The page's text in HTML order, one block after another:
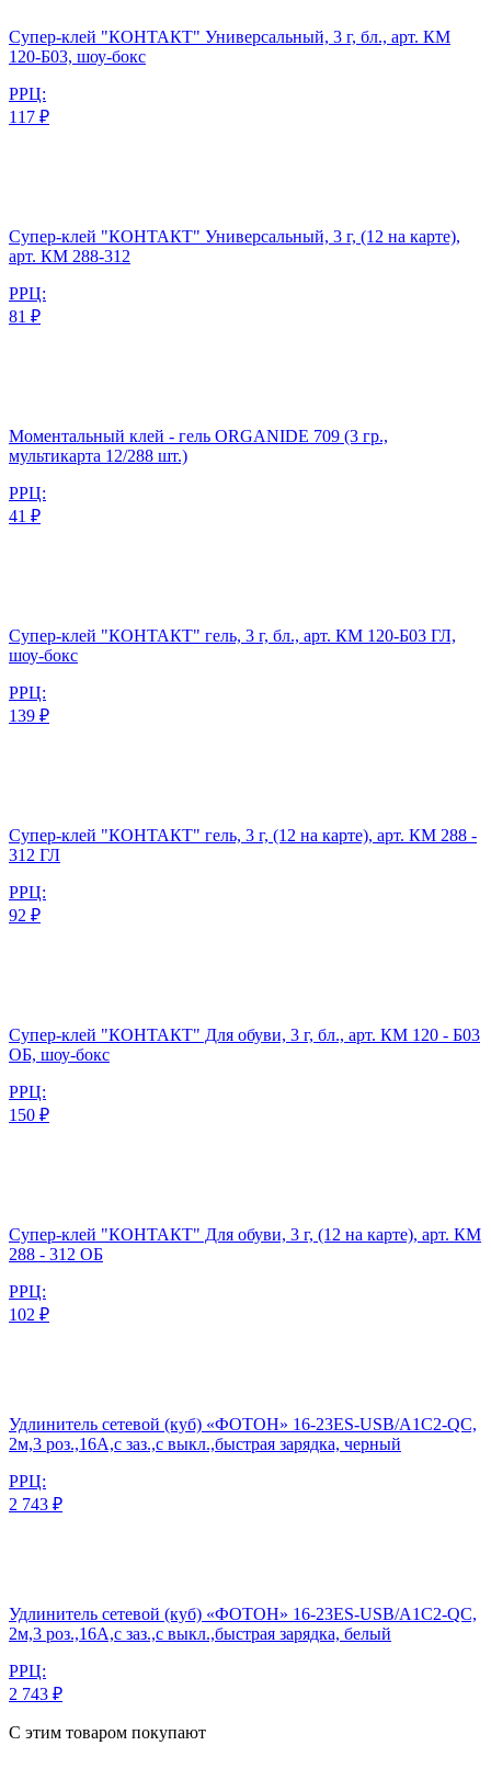
Супер-клей "КОНТАКТ" Универсальный, 3 г, бл., арт. КМ
120-Б03, шоу-бокс
РРЦ:
117 ₽
Супер-клей "КОНТАКТ" Универсальный, 3 г, (12 на карте),
арт. КМ 288-312
РРЦ:
81 ₽
Моментальный клей - гель ORGANIDE 709 (3 гр.,
мультикарта 12/288 шт.)
РРЦ:
41 ₽
Супер-клей "КОНТАКТ" гель, 3 г, бл., арт. КМ 120-Б03 ГЛ,
шоу-бокс
РРЦ:
139 ₽
Супер-клей "КОНТАКТ" гель, 3 г, (12 на карте), арт. КМ 288 -
312 ГЛ
РРЦ:
92 ₽
Супер-клей "КОНТАКТ" Для обуви, 3 г, бл., арт. КМ 120 - Б03
ОБ, шоу-бокс
РРЦ:
150 ₽
Супер-клей "КОНТАКТ" Для обуви, 3 г, (12 на карте), арт. КМ
288 - 312 ОБ
РРЦ:
102 ₽
Удлинитель сетевой (куб) «ФОТОН» 16-23ES-USB/A1C2-QC,
2м,3 роз.,16А,с заз.,с выкл.,быстрая зарядка, черный
РРЦ:
2 743 ₽
Удлинитель сетевой (куб) «ФОТОН» 16-23ES-USB/A1C2-QC,
2м,3 роз.,16А,с заз.,с выкл.,быстрая зарядка, белый
РРЦ:
2 743 ₽
С этим товаром покупают